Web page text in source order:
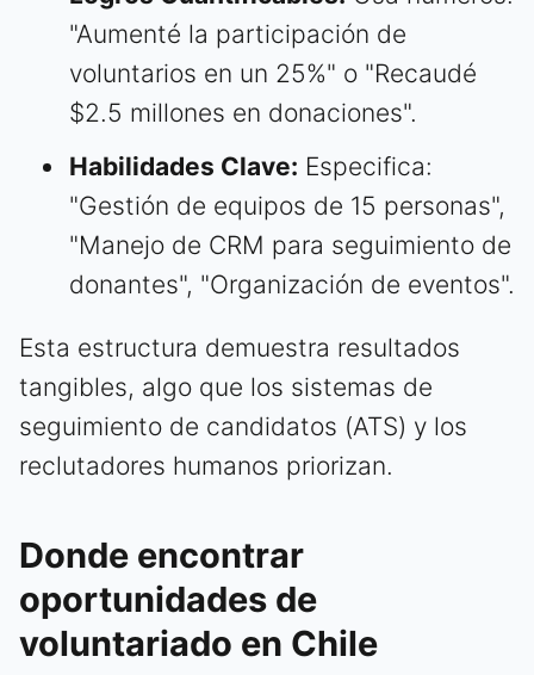
"Aumenté la participación de
voluntarios en un 25%" o "Recaudé
$2.5 millones en donaciones".
Habilidades Clave: Especifica:
"Gestión de equipos de 15 personas",
"Manejo de CRM para seguimiento de
donantes", "Organización de eventos".
Esta estructura demuestra resultados
tangibles, algo que los sistemas de
seguimiento de candidatos (ATS) y los
reclutadores humanos priorizan.
Donde encontrar
oportunidades de
voluntariado en Chile